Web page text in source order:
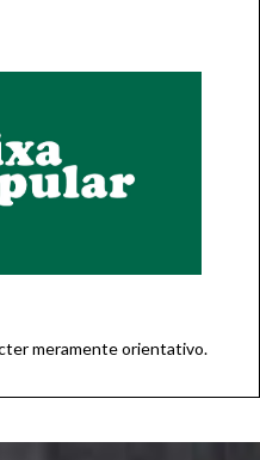
meramente orientativo.